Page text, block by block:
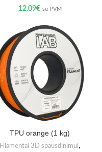
12.09€ su PVM
TPU orange (1 kg)
Filamentai 3D spausdinimui,